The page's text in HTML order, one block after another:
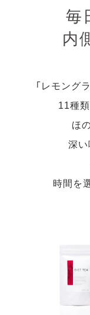
毎
内
「レモング
11種
ほ
深い
時間を